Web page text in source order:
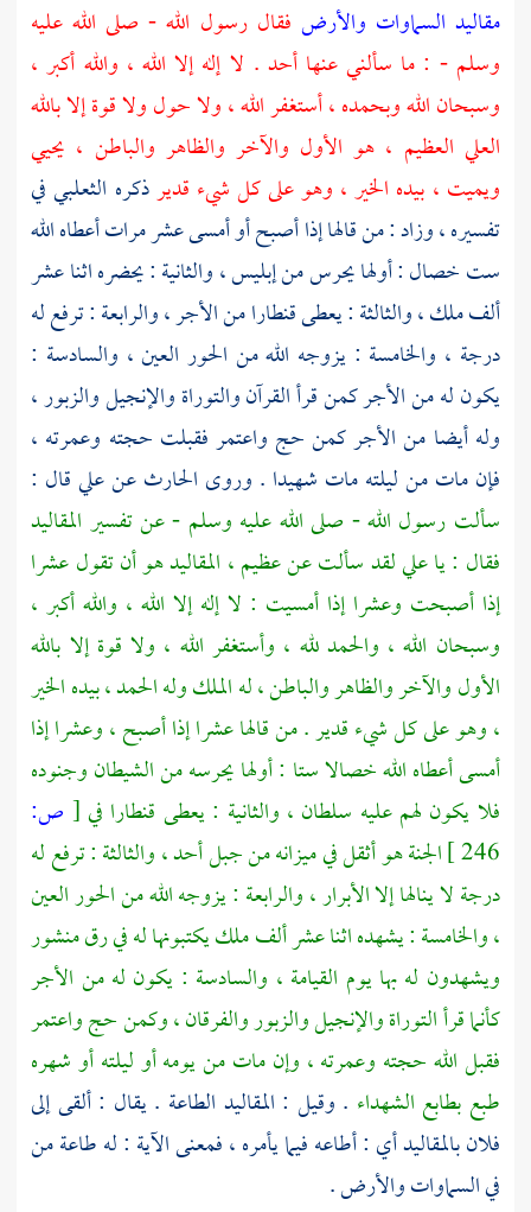
مقاليد السماوات والأرض فقال رسول الله - صلى الله عليه
وسلم - : ما سألني عنها أحد . لا إله إلا الله ، والله أكبر ،
وسبحان الله وبحمده ، أستغفر الله ، ولا حول ولا قوة إلا بالله
العلي العظيم ، هو الأول والآخر والظاهر والباطن ، يحيي
ويميت ، بيده الخير ، وهو على كل شيء قديرذكره الثعلبيفي
تفسيره ، وزاد : من قالها إذا أصبح أو أمسى عشر مرات أعطاه الله
ست خصال : أولها يحرس من إبليس ، والثانية : يحضره اثنا عشر
ألف ملك ، والثالثة : يعطى قنطارا من الأجر ، والرابعة : ترفع له
درجة ، والخامسة : يزوجه الله من الحور العين ، والسادسة :
يكون له من الأجر كمن قرأ القرآن والتوراة والإنجيل والزبور ،
وله أيضا من الأجر كمن حج واعتمر فقبلت حجته وعمرته ،
فإن مات من ليلته مات شهيدا . وروى الحارثعنعليقال :
سألت رسول الله - صلى الله عليه وسلم - عن تفسير المقاليد
فقال : ياعليلقد سألت عن عظيم ، المقاليد هو أن تقول عشرا
إذا أصبحت وعشرا إذا أمسيت : لا إله إلا الله ، والله أكبر ،
وسبحان الله ، والحمد لله ، وأستغفر الله ، ولا قوة إلا بالله
الأول والآخر والظاهر والباطن ، له الملك وله الحمد ، بيده الخير
، وهو على كل شيء قدير . من قالها عشرا إذا أصبح ، وعشرا إذا
أمسى أعطاه الله خصالا ستا : أولها يحرسه من الشيطان وجنوده
فلا يكون لهم عليه سلطان ، والثانية : يعطى قنطارا في[ ص:
246 ] الجنة هو أثقل في ميزانه من جبل أحد ، والثالثة : ترفع له
درجة لا ينالها إلا الأبرار ، والرابعة : يزوجه الله من الحور العين
، والخامسة : يشهده اثنا عشر ألف ملك يكتبونها له في رق منشور
ويشهدون له بها يوم القيامة ، والسادسة : يكون له من الأجر
كأنما قرأ التوراة والإنجيل والزبور والفرقان ، وكمن حج واعتمر
فقبل الله حجته وعمرته ، وإن مات من يومه أو ليلته أو شهره
طبع بطابع الشهداء . وقيل : المقاليد الطاعة . يقال : ألقى إلى
فلان بالمقاليد أي : أطاعه فيما يأمره ، فمعنى الآية : له طاعة من
في السماوات والأرض .